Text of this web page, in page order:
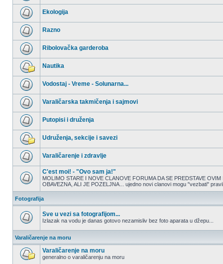
Nema
nepročitanih
postova
Nema
nepročitanih
postova
Ekologija
Nema
nepročitanih
postova
Razno
Nema
nepročitanih
postova
Ribolovačka garderoba
Nema
nepročitanih
postova
Nautika
Nema
nepročitanih
postova
Vodostaj - Vreme - Solunarna...
Nema
nepročitanih
postova
Varaličarska takmičenja i sajmovi
Nema
nepročitanih
postova
Putopisi i druženja
Nema
nepročitanih
postova
Udruženja, sekcije i savezi
Nema
nepročitanih
postova
Varaličarenje i zdravlje
Nema
nepročitanih
postova
C'est moi! - "Ovo sam ja!"
MOLIMO STARE I NOVE CLANOVE FORUMA DA SE PREDSTAVE
OBAVEZNA, ALI JE POZELJNA... ujedno novi clanovi mogu "vezbati"
Fotografija
nepročitanih
postova
Sve u vezi sa fotografijom...
Izlazak na vodu je danas gotovo nezamisliv bez foto aparata u džepu...
Varaličarenje na moru
Varaličarenje na moru
generalno o varaličarenju na moru